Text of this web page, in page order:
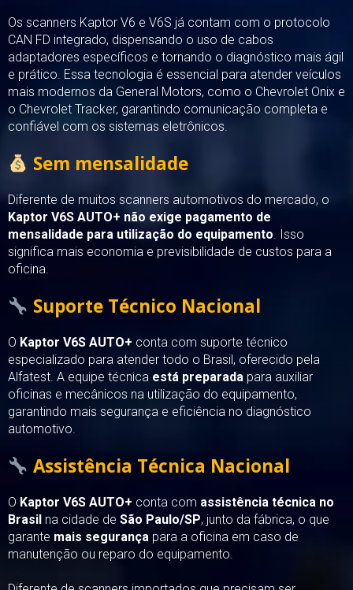
Os scanners Kaptor V6 e V6S já contam com o protocolo
CAN FD integrado, dispensando o uso de cabos
adaptadores específicos e tornando o diagnóstico mais ágil
e prático. Essa tecnologia é essencial para atender veículos
mais modernos da General Motors, como o Chevrolet Onix e
o Chevrolet Tracker, garantindo comunicação completa e
confiável com os sistemas eletrônicos.
Sem mensalidade
Diferente de muitos scanners automotivos do mercado, o
Kaptor V6S AUTO+ não exige pagamento de
mensalidade para utilização do equipamento. Isso
significa mais economia e previsibilidade de custos para a
oficina.
Suporte Técnico Nacional
O Kaptor V6S AUTO+ conta com suporte técnico
especializado para atender todo o Brasil, oferecido pela
Alfatest. A equipe técnica está preparada para auxiliar
oficinas e mecânicos na utilização do equipamento,
garantindo mais segurança e eficiência no diagnóstico
automotivo.
Assistência Técnica Nacional
O Kaptor V6S AUTO+ conta com assistência técnica no
Brasil na cidade de São Paulo/SP, junto da fábrica, o que
garante mais segurança para a oficina em caso de
manutenção ou reparo do equipamento.